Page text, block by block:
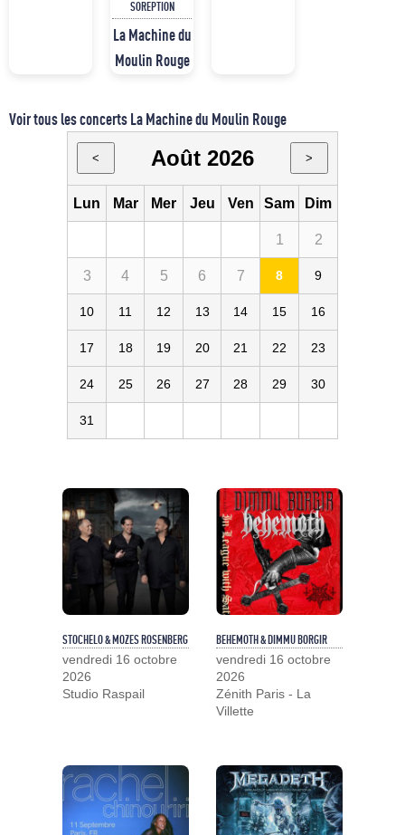
SOREPTION
La Machine du
Moulin Rouge
Voir tous les concerts La Machine du Moulin Rouge
< Août 2026 >
Lun Mar Mer Jeu Ven Sam Dim
1 2
3 4 5 6 7 8 9
10 11 12 13 14 15 16
17 18 19 20 21 22 23
24 25 26 27 28 29 30
31
STOCHELO & MOZES ROSENBERG
vendredi 16 octobre
2026
Studio Raspail
BEHEMOTH & DIMMU BORGIR
vendredi 16 octobre
2026
Zénith Paris - La
Villette